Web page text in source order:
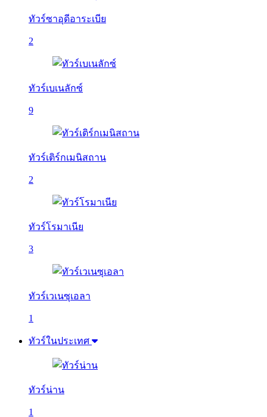
ทัวร์ซาอุดีอาระเบีย
2
ทัวร์เบเนลักซ์
9
ทัวร์เติร์กเมนิสถาน
2
ทัวร์โรมาเนีย
3
ทัวร์เวเนซุเอลา
1
ทัวร์ในประเทศ
ทัวร์น่าน
1